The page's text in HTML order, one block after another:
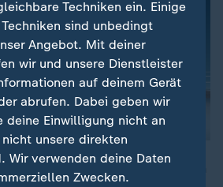
setzt seinen zweitägigen
Techniken ein. Einige
sind unbedingt
Angebot. Mit deiner
wir und unsere Dienstleister
auf deinem Gerät
abrufen. Dabei geben wir
deine Einwilligung nicht an
unsere direkten
Wir verwenden deine Daten
Zwecken.